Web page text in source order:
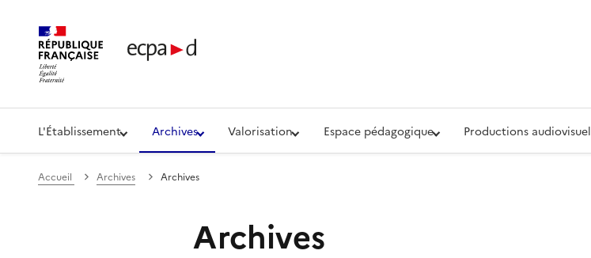
Établissement de communication et de production audiovisuelle de la Défense (ECPAD)
L'Établissement Archives Valorisation Espace pédagogique Productions
Accueil Archives Archives
Archives